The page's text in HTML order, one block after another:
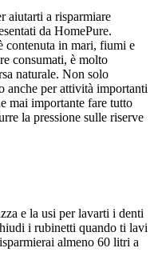
aiutarti a risparmiare
da HomePure.
contenuta in mari, fiumi e
consumati, è molto
naturale. Non solo
anche per attività importanti
mai importante fare tutto
la pressione sulle riserve
e la usi per lavarti i denti
i rubinetti quando ti lavi
almeno 60 litri a